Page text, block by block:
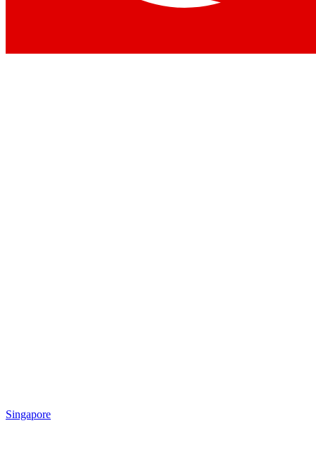
Singapore